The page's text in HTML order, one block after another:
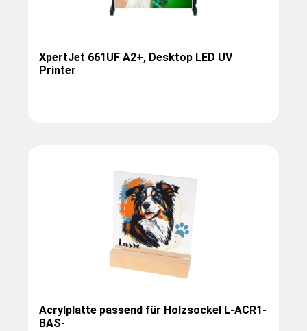
XpertJet 661UF A2+, Desktop LED UV
Printer
Acrylplatte passend für Holzsockel L-ACR1-
BAS-